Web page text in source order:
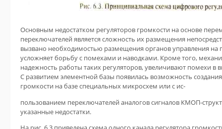
Основным недостатком регуляторов громкости на основе
переключателей является сложность их размещения
вызвано необходимостью размещения органов управления на
усложняет борьбу с помехами и наводками. Кроме того,
надежность работы таких регуляторов, увеличивают помехи в
С развитием элементной базы появилась возможность
громкости на базе специальных микросхем или с ис-
пользованием переключателей аналогов сигналов КМОП-
указанные недостатки.